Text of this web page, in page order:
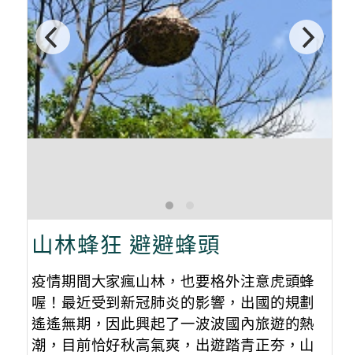
山林蜂狂 避避蜂頭
疫情期間大家瘋山林，也要格外注意虎頭蜂
喔！最近受到新冠肺炎的影響，出國的規劃
遙遙無期，因此興起了一波波國內旅遊的熱
潮，目前恰好秋高氣爽，出遊踏青正夯，山